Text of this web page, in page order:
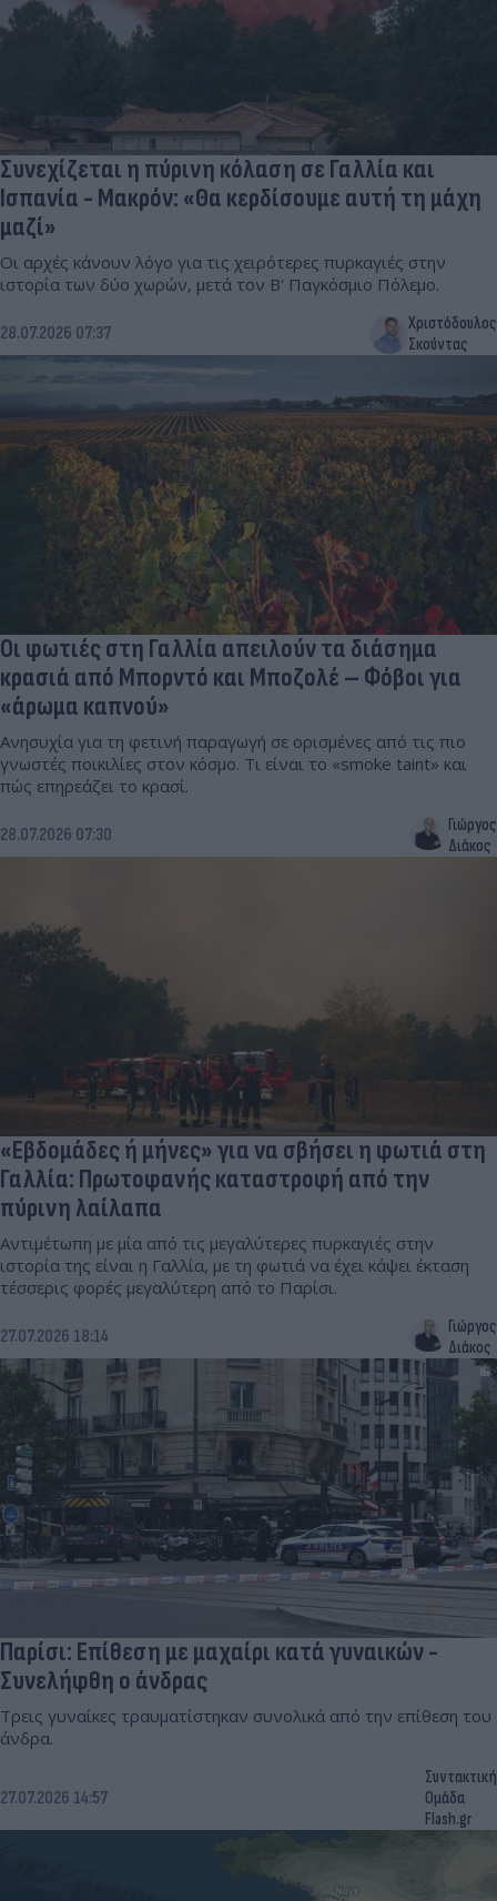
Συνεχίζεται η πύρινη κόλαση σε Γαλλία και
Ισπανία - Μακρόν: «Θα κερδίσουμε αυτή τη μάχη
μαζί»
Οι αρχές κάνουν λόγο για τις χειρότερες πυρκαγιές στην
ιστορία των δύο χωρών, μετά τον Β' Παγκόσμιο Πόλεμο.
28.07.2026 07:37
Χριστόδουλος
Σκούντας
Οι φωτιές στη Γαλλία απειλούν τα διάσημα
κρασιά από Μπορντό και Μποζολέ – Φόβοι για
«άρωμα καπνού»
Ανησυχία για τη φετινή παραγωγή σε ορισμένες από τις πιο
γνωστές ποικιλίες στον κόσμο. Τι είναι το «smoke taint» και
πώς επηρεάζει το κρασί.
28.07.2026 07:30
Γιώργος
Διάκος
«Εβδομάδες ή μήνες» για να σβήσει η φωτιά στη
Γαλλία: Πρωτοφανής καταστροφή από την
πύρινη λαίλαπα
Αντιμέτωπη με μία από τις μεγαλύτερες πυρκαγιές στην
ιστορία της είναι η Γαλλία, με τη φωτιά να έχει κάψει έκταση
τέσσερις φορές μεγαλύτερη από το Παρίσι.
27.07.2026 18:14
Γιώργος
Διάκος
Παρίσι: Επίθεση με μαχαίρι κατά γυναικών -
Συνελήφθη ο άνδρας
Τρεις γυναίκες τραυματίστηκαν συνολικά από την επίθεση του
άνδρα.
27.07.2026 14:57
Συντακτική
Ομάδα
Flash.gr